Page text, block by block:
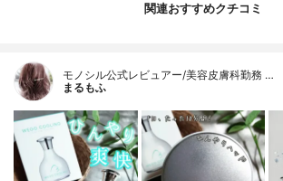
関連おすすめクチコミ
モノシル公式レビュアー/美容皮膚科勤務 …
まるもふ